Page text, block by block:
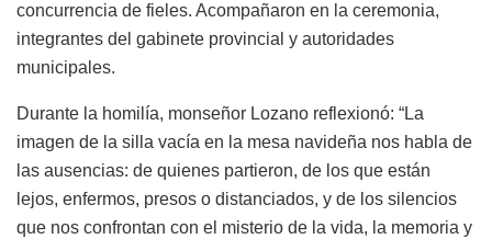
concurrencia de fieles. Acompañaron en la ceremonia,
integrantes del gabinete provincial y autoridades
municipales.
Durante la homilía, monseñor Lozano reflexionó: “La
imagen de la silla vacía en la mesa navideña nos habla de
las ausencias: de quienes partieron, de los que están
lejos, enfermos, presos o distanciados, y de los silencios
que nos confrontan con el misterio de la vida, la memoria y